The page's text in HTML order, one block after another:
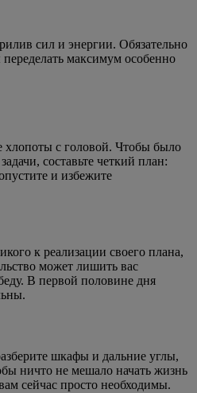
сил и энергии. Обязательно
максимум особенно
хлопоты с головой. Чтобы было
составьте четкий план:
и избежите
к реализации своего плана,
может лишить вас
В первой половине дня
шкафы и дальние углы,
ничто не мешало начать жизнь
сейчас просто необходимы.